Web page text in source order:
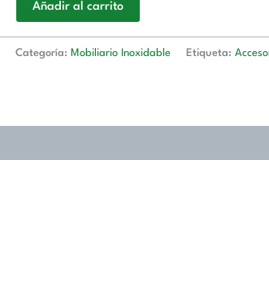
Añadir al carrito
Categoría: Mobiliario Inoxidable Etiqueta: